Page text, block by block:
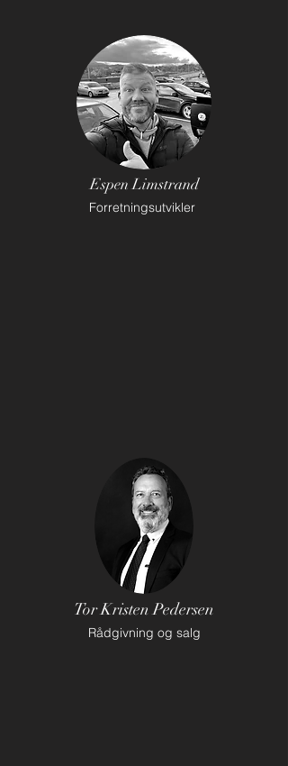
Espen Limstrand
Forretningsutvikler
Tor Kristen Pedersen
Rådgivning og salg